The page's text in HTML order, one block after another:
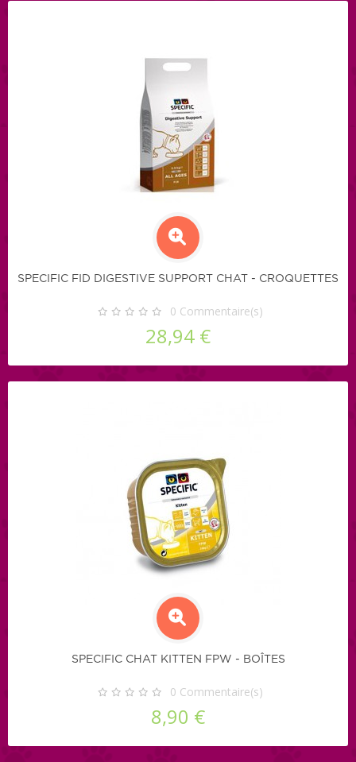
SPECIFIC FID DIGESTIVE SUPPORT CHAT - CROQUETTES
0 Commentaire(s)
28,94 €
SPECIFIC CHAT KITTEN FPW - BOÎTES
0 Commentaire(s)
8,90 €